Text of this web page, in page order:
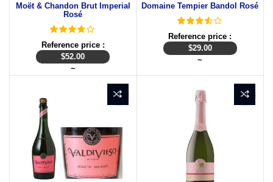
Moët & Chandon Brut Imperial
Rosé
Reference price :
$52.00
~
Domaine Tempier Bandol Rosé
Reference price :
$29.00
~